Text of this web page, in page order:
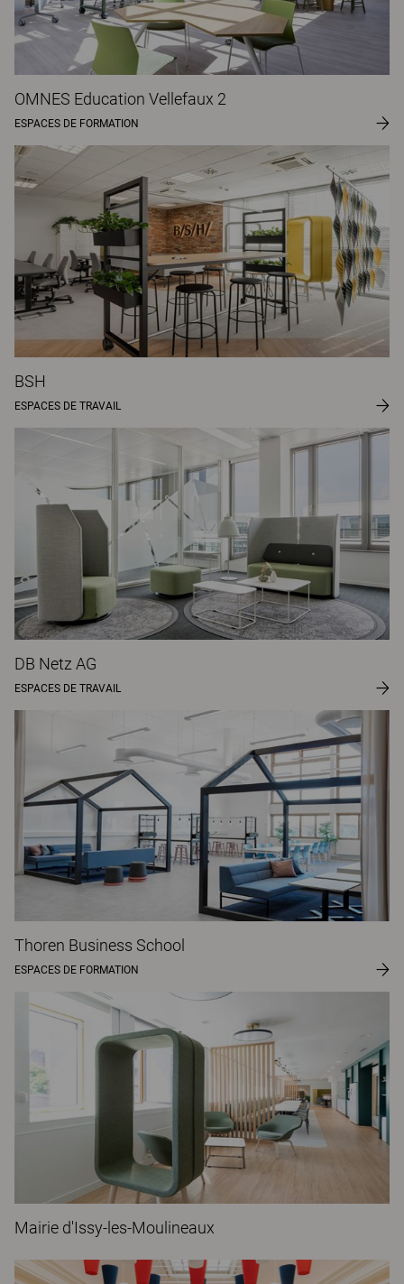
OMNES Education Vellefaux 2
ESPACES DE FORMATION
BSH
ESPACES DE TRAVAIL
DB Netz AG
ESPACES DE TRAVAIL
Thoren Business School
ESPACES DE FORMATION
Mairie d'Issy-les-Moulineaux